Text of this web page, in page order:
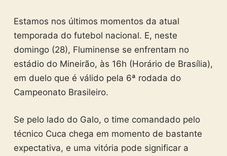
Estamos nos últimos momentos da atual
temporada do futebol nacional. E, neste
domingo (28), Fluminense se enfrentam no
estádio do Mineirão, às 16h (Horário de Brasília),
em duelo que é válido pela 6ª rodada do
Campeonato Brasileiro.
Se pelo lado do Galo, o time comandado pelo
técnico Cuca chega em momento de bastante
expectativa, e uma vitória pode significar a